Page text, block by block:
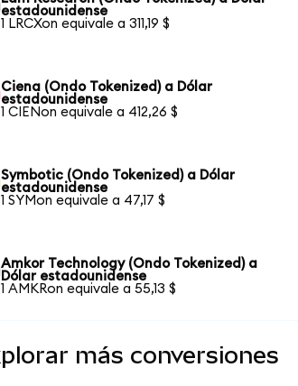
estadounidense
1 LRCXon equivale a 311,19 $
Ciena (Ondo Tokenized) a Dólar
estadounidense
1 CIENon equivale a 412,26 $
Symbotic (Ondo Tokenized) a Dólar
estadounidense
1 SYMon equivale a 47,17 $
Amkor Technology (Ondo Tokenized) a
Dólar estadounidense
1 AMKRon equivale a 55,13 $
más conversiones